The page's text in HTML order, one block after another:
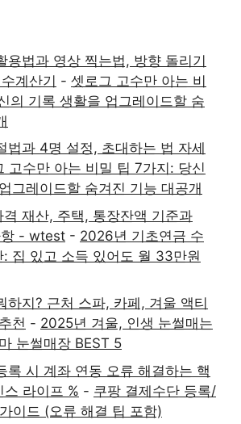
용법과 영상 찍는법, 방향 돌리기
계산기 - 셋로그 고수만 아는 비
의 기록 생활을 업그레이드할 숨
법과 4명 설정, 초대하는 법 자세
고수만 아는 비밀 팁 7가지: 당신
그레이드할 숨겨진 기능 대공개
재산, 주택, 통장잔액 기준과
- wtest - 2026년 기초연금 수
: 집 있고 소득 있어도 월 33만원
하지? 근처 스파, 카페, 겨울 액티
천 - 2025년 겨울, 인생 눈썰매는
눈썰매장 BEST 5
록 시 계좌 연동 오류 해결하는 핵
라이프 % - 쿠팡 결제수단 등록/
이드 (오류 해결 팁 포함)